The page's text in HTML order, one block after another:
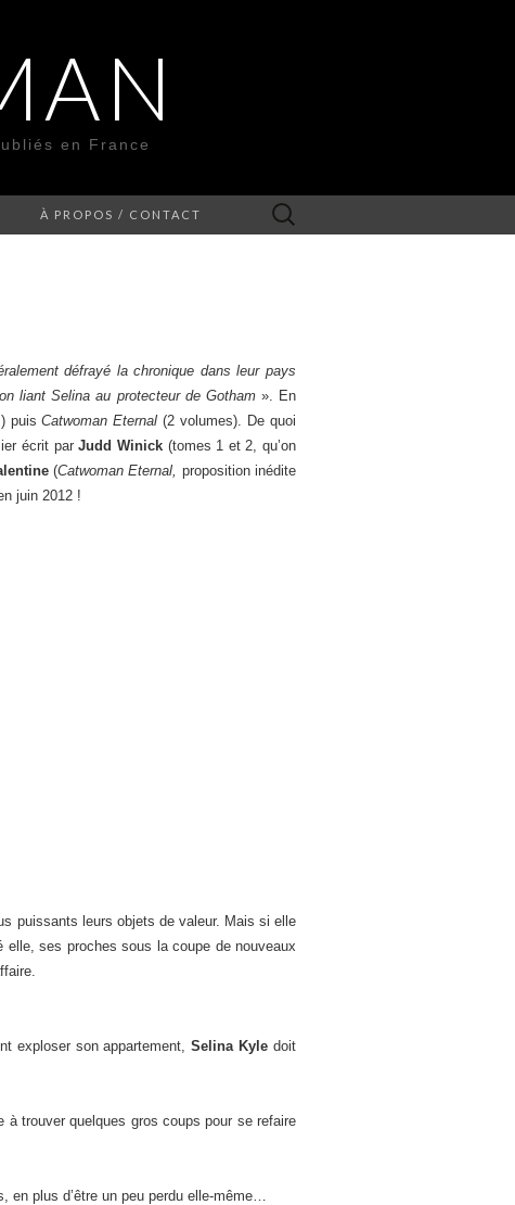
en France
À PROPOS / CONTACT Rechercher :
défrayé la chronique dans leur pays
liant Selina au protecteur de Gotham». En
puisCatwoman Eternal (2 volumes). De quoi
écrit parJudd Winick(tomes 1 et 2, qu’on
(Catwoman Eternal, proposition inédite
juin 2012 !
puissants leurs objets de valeur. Mais si elle
elle, ses proches sous la coupe de nouveaux
exploser son appartement,Selina Kyle doit
à trouver quelques gros coups pour se refaire
en plus d’être un peu perdu elle-même…